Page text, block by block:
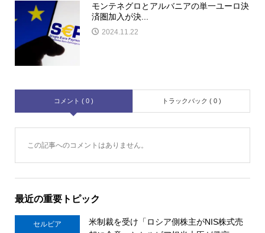
モンテネグロとアルバニアの単一ユーロ決
済圏加入が決...
2024.11.22
コメント ( 0 ) トラックバック ( 0 )
この記事へのコメントはありません。
最近の重要トピック
セルビア
米制裁を受け「ロシア側株主がNIS株式売